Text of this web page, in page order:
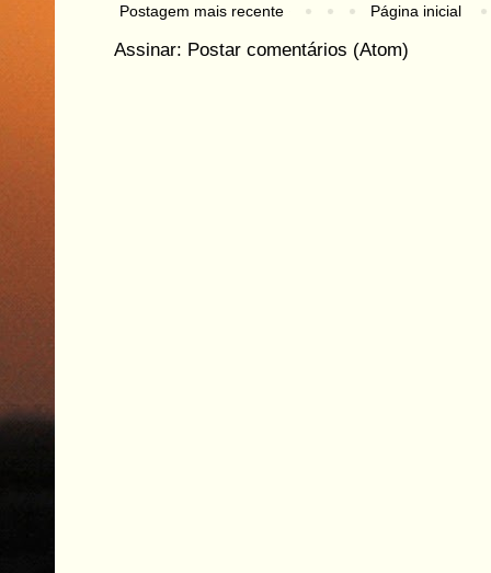
Postagem mais recente Página inicial
Assinar: Postar comentários (Atom)